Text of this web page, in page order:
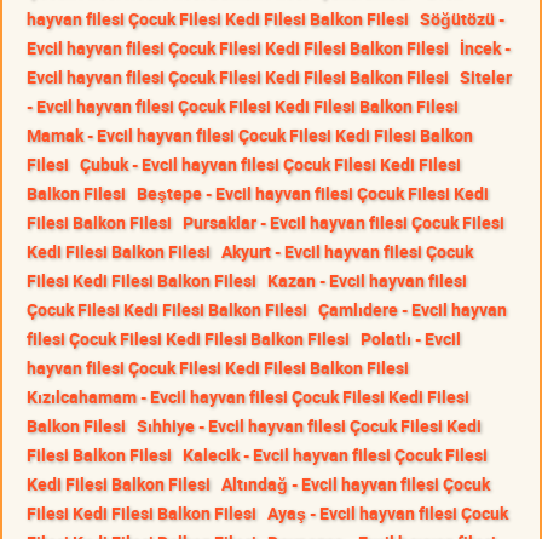
hayvan filesi Çocuk Filesi Kedi Filesi Balkon Filesi Söğütözü -
Evcil hayvan filesi Çocuk Filesi Kedi Filesi Balkon Filesi İncek -
Evcil hayvan filesi Çocuk Filesi Kedi Filesi Balkon Filesi Siteler
- Evcil hayvan filesi Çocuk Filesi Kedi Filesi Balkon Filesi
Mamak - Evcil hayvan filesi Çocuk Filesi Kedi Filesi Balkon
Filesi Çubuk - Evcil hayvan filesi Çocuk Filesi Kedi Filesi
Balkon Filesi Beştepe - Evcil hayvan filesi Çocuk Filesi Kedi
Filesi Balkon Filesi Pursaklar - Evcil hayvan filesi Çocuk Filesi
Kedi Filesi Balkon Filesi Akyurt - Evcil hayvan filesi Çocuk
Filesi Kedi Filesi Balkon Filesi Kazan - Evcil hayvan filesi
Çocuk Filesi Kedi Filesi Balkon Filesi Çamlıdere - Evcil hayvan
filesi Çocuk Filesi Kedi Filesi Balkon Filesi Polatlı - Evcil
hayvan filesi Çocuk Filesi Kedi Filesi Balkon Filesi
Kızılcahamam - Evcil hayvan filesi Çocuk Filesi Kedi Filesi
Balkon Filesi Sıhhiye - Evcil hayvan filesi Çocuk Filesi Kedi
Filesi Balkon Filesi Kalecik - Evcil hayvan filesi Çocuk Filesi
Kedi Filesi Balkon Filesi Altındağ - Evcil hayvan filesi Çocuk
Filesi Kedi Filesi Balkon Filesi Ayaş - Evcil hayvan filesi Çocuk